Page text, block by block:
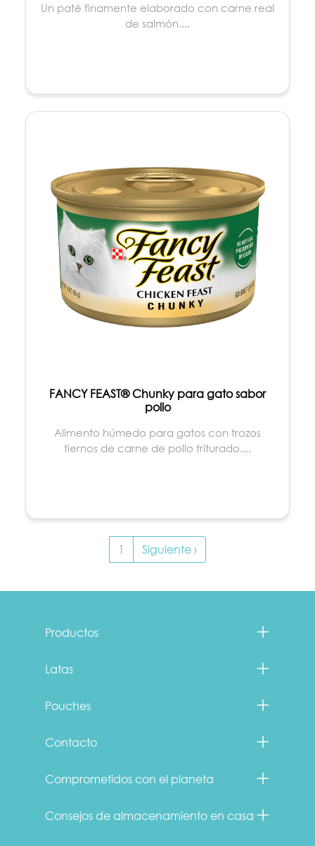
Un paté finamente elaborado con carne real
de salmón....
FANCY FEAST® Chunky para gato sabor
pollo
Alimento húmedo para gatos con trozos
tiernos de carne de pollo triturado....
Paginación1 Siguiente página
Siguiente ›
Productos
Latas
Pouches
Contacto
Comprometidos con el planeta
Consejos de almacenamiento en casa